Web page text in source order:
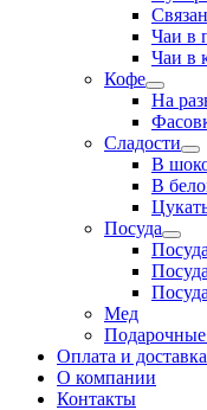
Чаи в
Чаи в
Кофе
меню
На
Сладости
В
В
Посуда
Мед
Оплата и доставка
О компании
Контакты